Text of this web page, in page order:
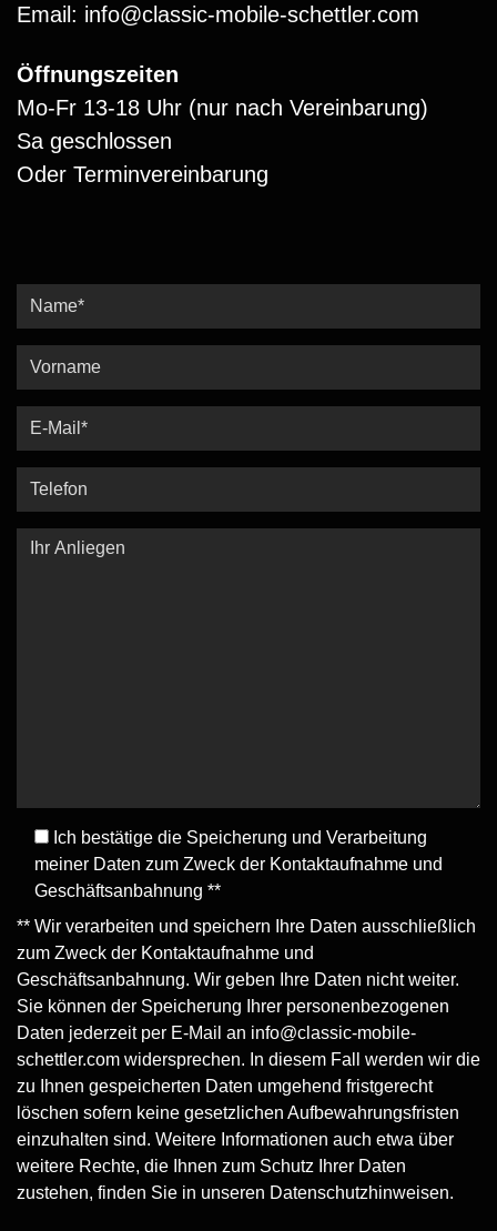
Email: info@classic-mobile-schettler.com
Öffnungszeiten
Mo-Fr 13-18 Uhr (nur nach Vereinbarung)
Sa geschlossen
Oder Terminvereinbarung
Ich bestätige die Speicherung und Verarbeitung
meiner Daten zum Zweck der Kontaktaufnahme und
Geschäftsanbahnung **
** Wir verarbeiten und speichern Ihre Daten ausschließlich
zum Zweck der Kontaktaufnahme und
Geschäftsanbahnung. Wir geben Ihre Daten nicht weiter.
Sie können der Speicherung Ihrer personenbezogenen
Daten jederzeit per E-Mail an info@classic-mobile-
schettler.com widersprechen. In diesem Fall werden wir die
zu Ihnen gespeicherten Daten umgehend fristgerecht
löschen sofern keine gesetzlichen Aufbewahrungsfristen
einzuhalten sind. Weitere Informationen auch etwa über
weitere Rechte, die Ihnen zum Schutz Ihrer Daten
zustehen, finden Sie in unseren Datenschutzhinweisen.